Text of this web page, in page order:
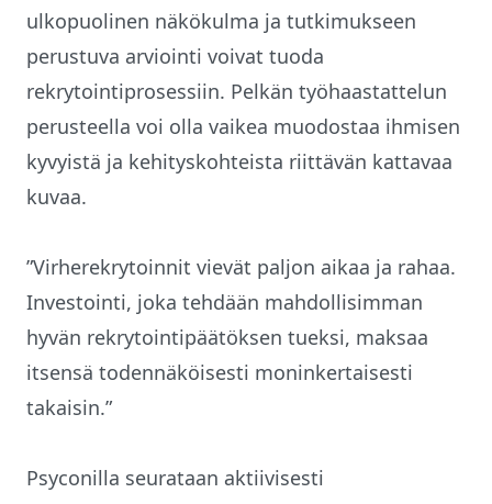
ulkopuolinen näkökulma ja tutkimukseen
perustuva arviointi voivat tuoda
rekrytointiprosessiin. Pelkän työhaastattelun
perusteella voi olla vaikea muodostaa ihmisen
kyvyistä ja kehityskohteista riittävän kattavaa
kuvaa.
”Virherekrytoinnit vievät paljon aikaa ja rahaa.
Investointi, joka tehdään mahdollisimman
hyvän rekrytointipäätöksen tueksi, maksaa
itsensä todennäköisesti moninkertaisesti
takaisin.”
Psyconilla seurataan aktiivisesti